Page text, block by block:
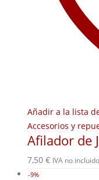
Añadir a la lista
Accesorios y
Afilador de
7,50 € IVA no incluido
-9%